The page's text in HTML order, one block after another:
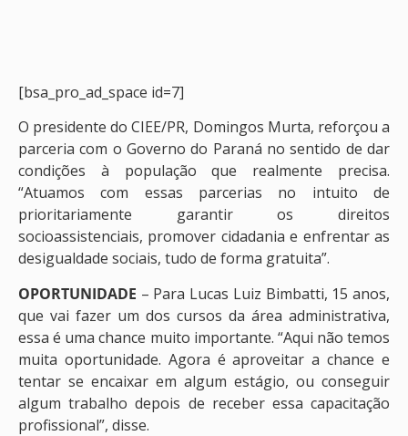
[bsa_pro_ad_space id=7]
O presidente do CIEE/PR, Domingos Murta, reforçou a
parceria com o Governo do Paraná no sentido de dar
condições à população que realmente precisa.
“Atuamos com essas parcerias no intuito de
prioritariamente garantir os direitos
socioassistenciais, promover cidadania e enfrentar as
desigualdade sociais, tudo de forma gratuita”.
OPORTUNIDADE – Para Lucas Luiz Bimbatti, 15 anos,
que vai fazer um dos cursos da área administrativa,
essa é uma chance muito importante. “Aqui não temos
muita oportunidade. Agora é aproveitar a chance e
tentar se encaixar em algum estágio, ou conseguir
algum trabalho depois de receber essa capacitação
profissional”, disse.